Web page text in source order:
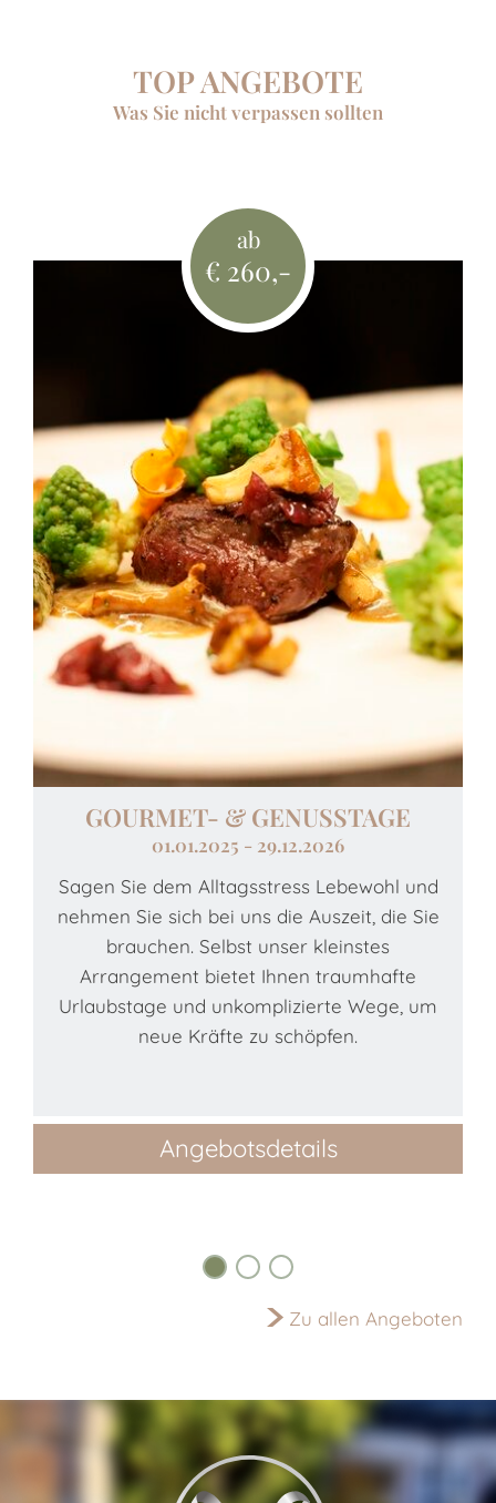
TOP ANGEBOTE
Was Sie nicht verpassen sollten
GOURMET- & GENUSSTAGE
01.01.2025 - 29.12.2026
Sagen Sie dem Alltagsstress Lebewohl und
nehmen Sie sich bei uns die Auszeit, die Sie
brauchen. Selbst unser kleinstes
Arrangement bietet Ihnen traumhafte
Urlaubstage und unkomplizierte Wege, um
neue Kräfte zu schöpfen.
ab
€ 260,-
Angebotsdetails
Zu allen Angeboten